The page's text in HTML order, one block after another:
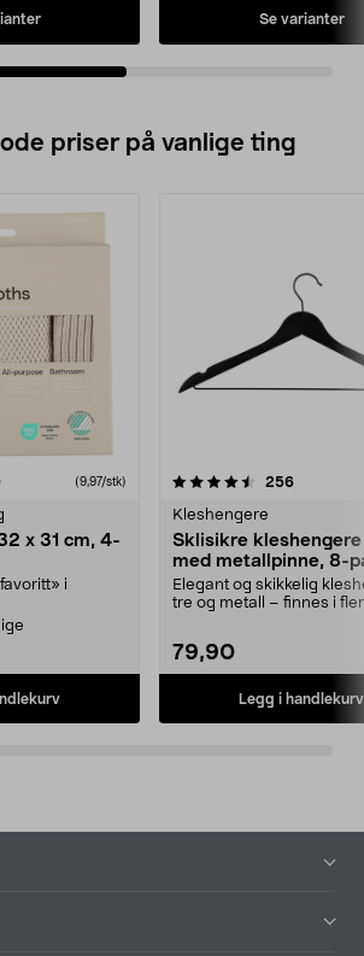
Se varianter
priser på vanlige ting
anmeldelser(9,97/stk)
x 31 cm, 4-
i
256
Kleshengere
Sklisikre
med metallpinne, 8-
Elegant og skikkelig
tre og metall – finnes i
79,90
Legg i handlekurv
4.5av 5 stjerner